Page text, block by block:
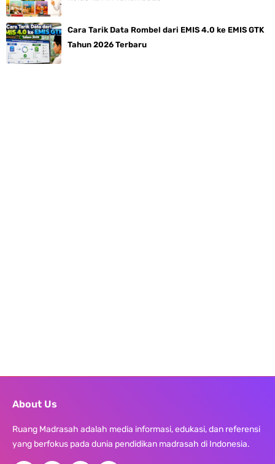
Cara Tarik Data Rombel dari EMIS 4.0 ke EMIS GTK
Tahun 2026 Terbaru
About Us
Ruang Madrasah adalah media informasi, edukasi, dan referensi
yang berfokus pada dunia pendidikan madrasah di Indonesia.